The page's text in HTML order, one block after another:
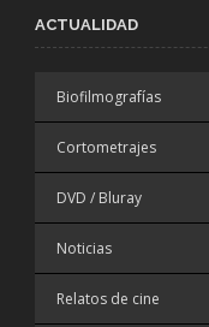
ACTUALIDAD
Biofilmografías
Cortometrajes
DVD / Bluray
Noticias
Relatos de cine